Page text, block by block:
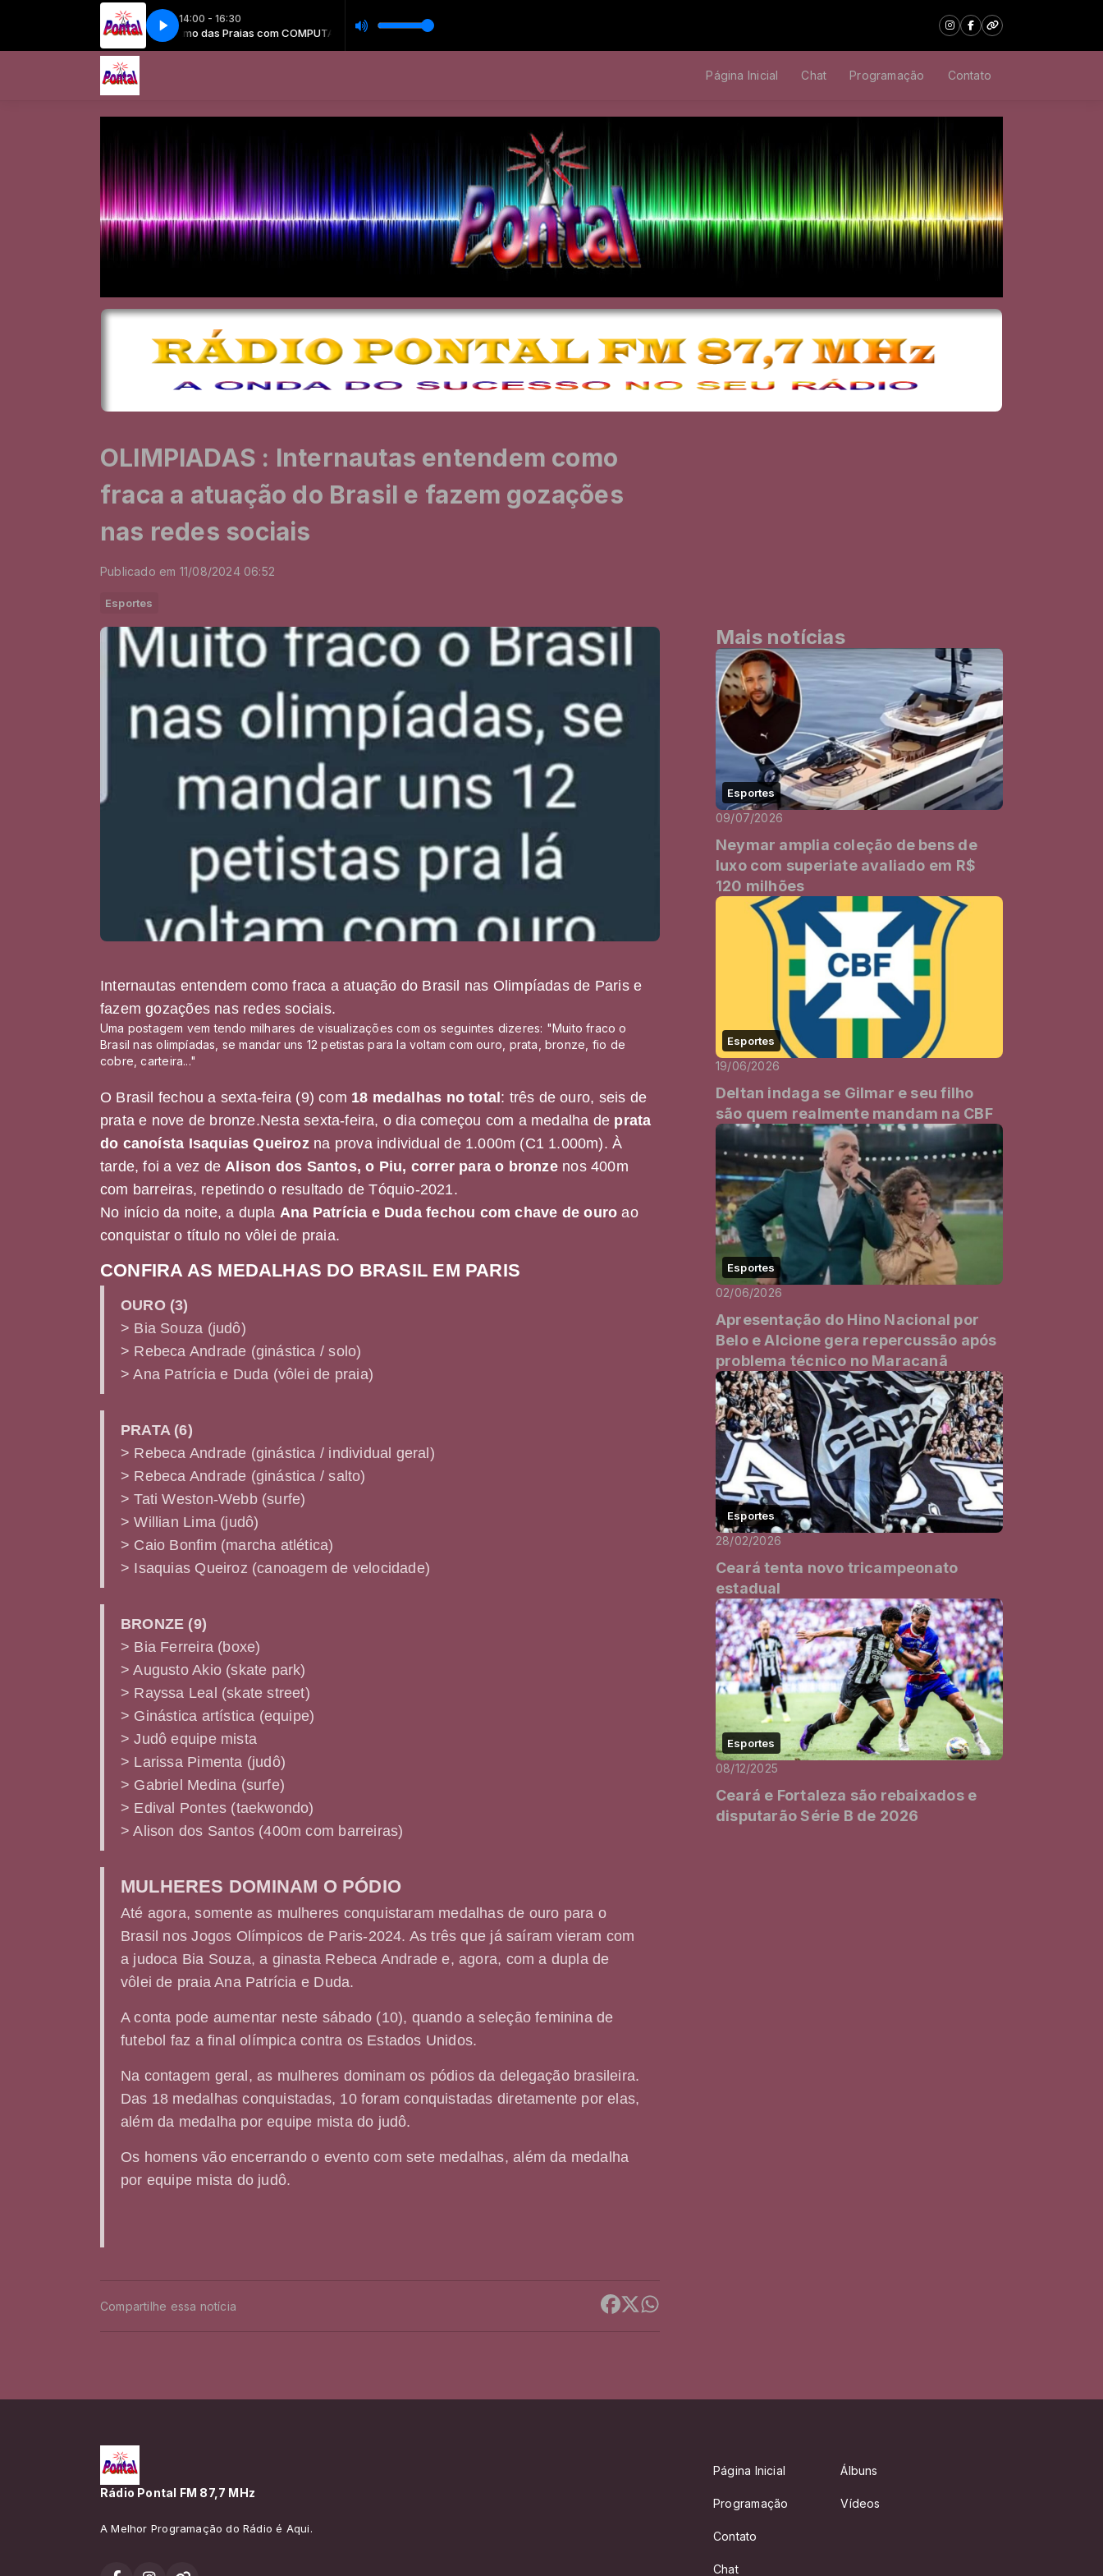
14:00 - 16:30
Praias com COMPUTADORRitmo das Praias com COMPUTADOR
Página Inicial Chat Programação Contato
OLIMPIADAS : Internautas entendem como
fraca a atuação do Brasil e fazem gozações
nas redes sociais
Publicado em 11/08/2024 06:52
Esportes
Internautas entendem como fraca a atuação do Brasil nas Olimpíadas de Paris e
fazem gozações nas redes sociais.
Uma postagem vem tendo milhares de visualizações com os seguintes dizeres: "Muito fraco o
Brasil nas olimpíadas, se mandar uns 12 petistas para la voltam com ouro, prata, bronze, fio de
cobre, carteira..."
O Brasil fechou a sexta-feira (9) com 18 medalhas no total : três de ouro, seis de
prata e nove de bronze.Nesta sexta-feira, o dia começou com a medalha de prata
do canoísta Isaquias Queiroz na prova individual de 1.000m (C1 1.000m). À
tarde, foi a vez deAlison dos Santos, o Piu, correr para o bronzenos 400m
com barreiras, repetindo o resultado de Tóquio-2021.
No início da noite, a dupla Ana Patrícia e Duda fechou com chave de ouro ao
conquistar o título no vôlei de praia.
CONFIRA AS MEDALHAS DO BRASIL EM PARIS
OURO (3)
> Bia Souza (judô)
> Rebeca Andrade (ginástica / solo)
> Ana Patrícia e Duda (vôlei de praia)
PRATA (6)
> Rebeca Andrade (ginástica / individual geral)
> Rebeca Andrade (ginástica / salto)
> Tati Weston-Webb (surfe)
> Willian Lima (judô)
> Caio Bonfim (marcha atlética)
> Isaquias Queiroz (canoagem de velocidade)
BRONZE (9)
> Bia Ferreira (boxe)
> Augusto Akio (skate park)
> Rayssa Leal (skate street)
> Ginástica artística (equipe)
> Judô equipe mista
> Larissa Pimenta (judô)
> Gabriel Medina (surfe)
> Edival Pontes (taekwondo)
> Alison dos Santos (400m com barreiras)
MULHERES DOMINAM O PÓDIO
Até agora, somente as mulheres conquistaram medalhas de ouro para o
Brasil nos Jogos Olímpicos de Paris-2024. As três que já saíram vieram com
a judoca Bia Souza, a ginasta Rebeca Andrade e, agora, com a dupla de
vôlei de praia Ana Patrícia e Duda.
A conta pode aumentar neste sábado (10), quando a seleção feminina de
futebol faz a final olímpica contra os Estados Unidos.
Na contagem geral, as mulheres dominam os pódios da delegação brasileira.
Das 18 medalhas conquistadas, 10 foram conquistadas diretamente por elas,
além da medalha por equipe mista do judô.
Os homens vão encerrando o evento com sete medalhas, além da medalha
por equipe mista do judô.
Compartilhe essa notícia
Mais notícias
Esportes
09/07/2026
Neymar amplia coleção de bens de
luxo com superiate avaliado em R$
120 milhões
Esportes
19/06/2026
Deltan indaga se Gilmar e seu filho
são quem realmente mandam na CBF
Esportes
02/06/2026
Apresentação do Hino Nacional por
Belo e Alcione gera repercussão após
problema técnico no Maracanã
Esportes
28/02/2026
Ceará tenta novo tricampeonato
estadual
Esportes
08/12/2025
Ceará e Fortaleza são rebaixados e
disputarão Série B de 2026
Rádio Pontal FM 87,7 MHz
A Melhor Programação do Rádio é Aqui.
Página Inicial
Programação
Contato
Chat
Álbuns
Vídeos